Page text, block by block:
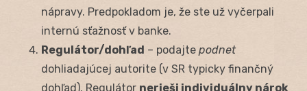
nápravy. Predpokladom je, že ste už vyčerpali
internú sťažnosť v banke.
Regulátor/dohľad – podajte podnet
dohliadajúcej autorite (v SR typicky finančný
dohľad). Regulátor nerieši individuálny nárok